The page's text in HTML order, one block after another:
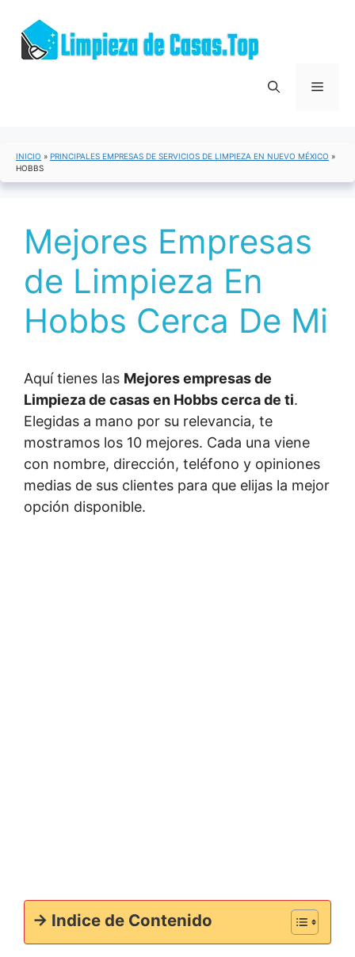
contenido
Menú
INICIO » PRINCIPALES EMPRESAS DE SERVICIOS DE LIMPIEZA EN NUEVO MÉXICO »
HOBBS
Mejores Empresas
de Limpieza En
Hobbs Cerca De Mi
Aquí tienes las Mejores empresas de
Limpieza de casas en Hobbs cerca de ti.
Elegidas a mano por su relevancia, te
mostramos los 10 mejores. Cada una viene
con nombre, dirección, teléfono y opiniones
medias de sus clientes para que elijas la mejor
opción disponible.
-> Indice de Contenido